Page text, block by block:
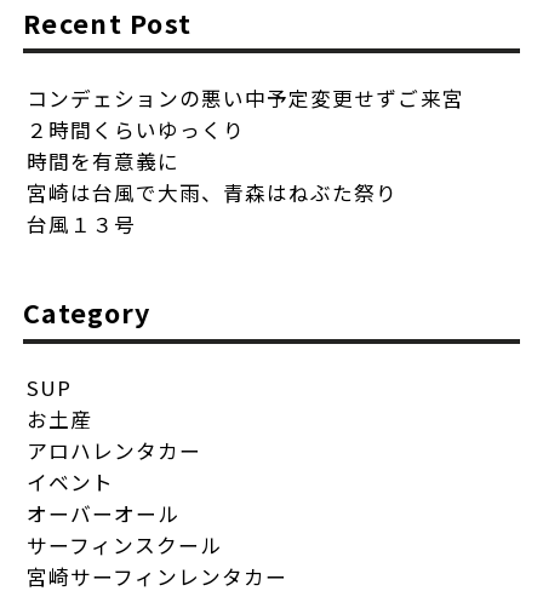
Recent Post
コンデェションの悪い中予定変更せずご来宮
２時間くらいゆっくり
時間を有意義に
宮崎は台風で大雨、青森はねぶた祭り
台風１３号
Category
SUP
お土産
アロハレンタカー
イベント
オーバーオール
サーフィンスクール
宮崎サーフィンレンタカー